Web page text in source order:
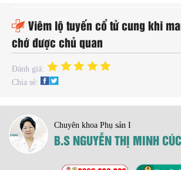
Viêm lộ tuyến cổ tử cung khi
chớ được chủ quan
Đánh giá:
Chia sẻ:
Chuyên khoa Phụ sản I
B.S NGUYỄN THỊ MINH CÚC